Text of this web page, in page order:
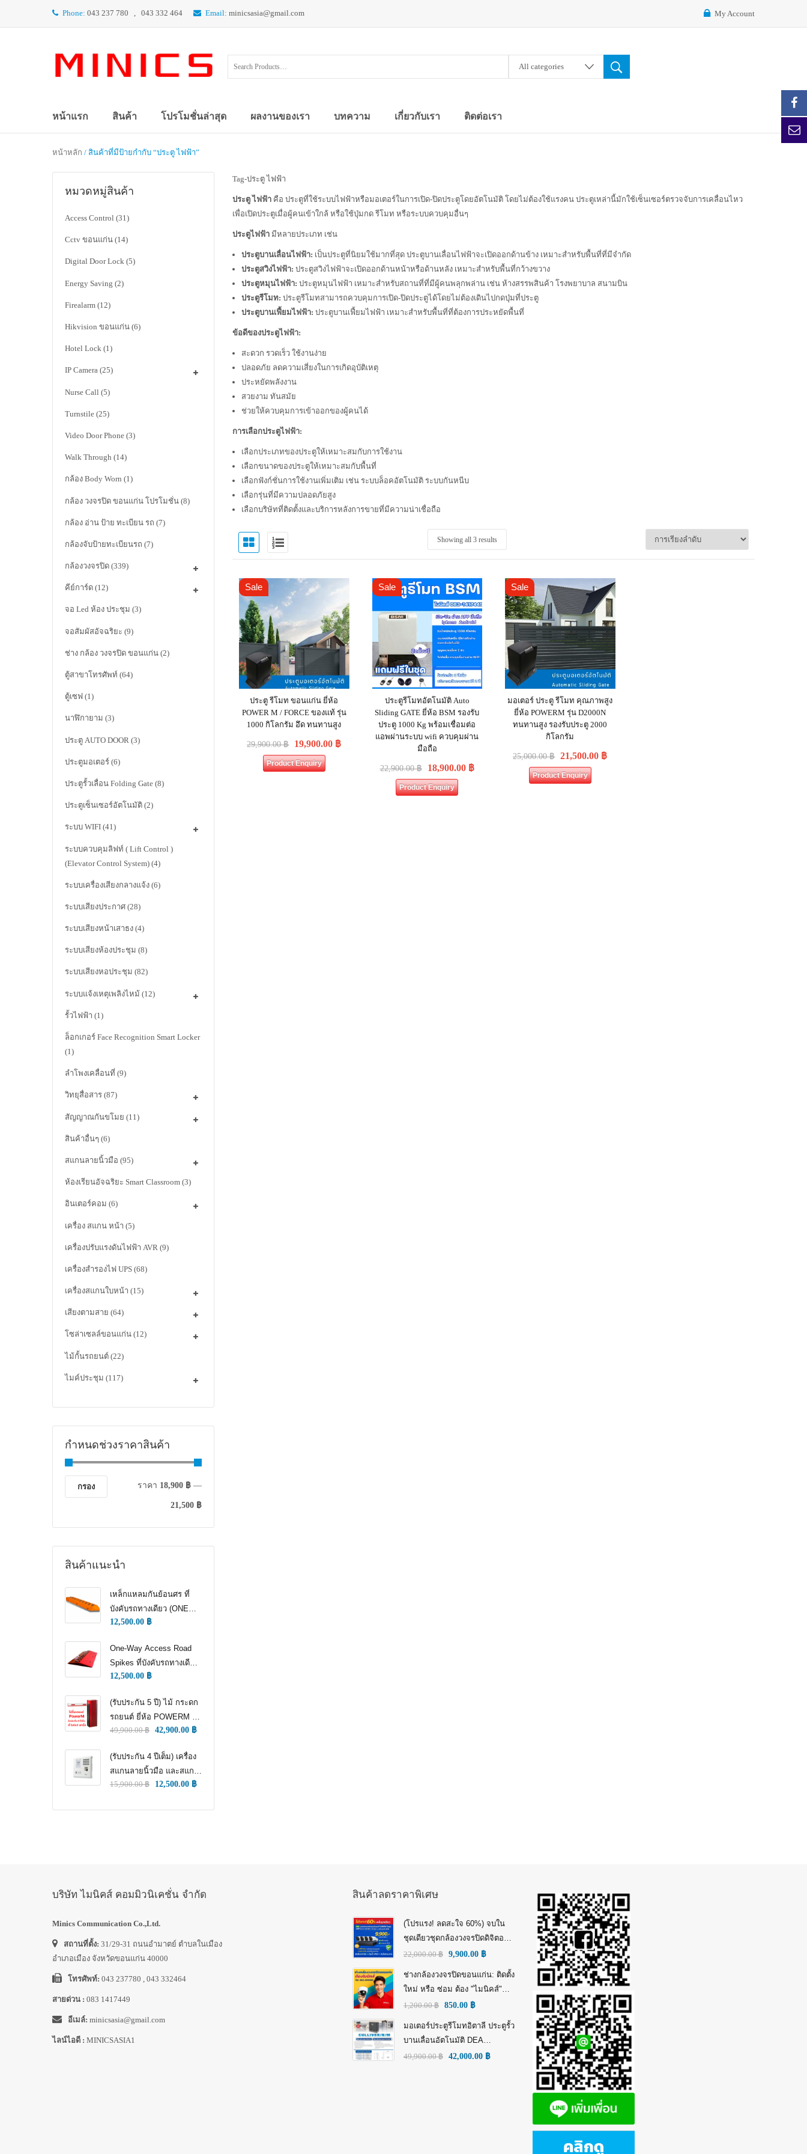
Phone: 043 237 780 , 043 332 464 Email: minicsasia@gmail.com My Account
All categories
หน้าแรก สินค้า โปรโมชั่นล่าสุด ผลงานของเรา บทความ เกี่ยวกับเรา ติดต่อเรา
หน้าหลัก / สินค้าที่มีป้ายกำกับ “ประตู ไฟฟ้า”
หมวดหมู่สินค้า
Access Control (31)
Cctv ขอนแก่น (14)
Digital Door Lock (5)
Energy Saving (2)
Firealarm (12)
Hikvision ขอนแก่น (6)
Hotel Lock (1)
IP Camera (25)
Nurse Call (5)
Turnstile (25)
Video Door Phone (3)
Walk Through (14)
กล้อง Body Worn (1)
กล้อง วงจรปิด ขอนแก่น โปรโมชั่น (8)
กล้อง อ่าน ป้าย ทะเบียน รถ (7)
กล้องจับป้ายทะเบียนรถ (7)
กล้องวงจรปิด (339)
คีย์การ์ด (12)
จอ Led ห้อง ประชุม (3)
จอสัมผัสอัจฉริยะ (9)
ช่าง กล้อง วงจรปิด ขอนแก่น (2)
ตู้สาขาโทรศัพท์ (64)
ตู้เซฟ (1)
นาฬิกายาม (3)
ประตู AUTO DOOR (3)
ประตูมอเตอร์ (6)
ประตูรั้วเลื่อน Folding Gate (8)
ประตูเซ็นเซอร์อัตโนมัติ (2)
ระบบ WIFI (41)
ระบบควบคุมลิฟท์ ( Lift Control )
(Elevator Control System) (4)
ระบบเครื่องเสียงกลางแจ้ง (6)
ระบบเสียงประกาศ (28)
ระบบเสียงหน้าเสาธง (4)
ระบบเสียงห้องประชุม (8)
ระบบเสียงหอประชุม (82)
ระบบแจ้งเหตุเพลิงไหม้ (12)
รั้วไฟฟ้า (1)
ล็อกเกอร์ Face Recognition Smart Locker
(1)
ลำโพงเคลื่อนที่ (9)
วิทยุสื่อสาร (87)
สัญญาณกันขโมย (11)
สินค้าอื่นๆ (6)
สแกนลายนิ้วมือ (95)
ห้องเรียนอัจฉริยะ Smart Classroom (3)
อินเตอร์คอม (6)
เครื่อง สแกน หน้า (5)
เครื่องปรับแรงดันไฟฟ้า AVR (9)
เครื่องสำรองไฟ UPS (68)
เครื่องสแกนใบหน้า (15)
เสียงตามสาย (64)
โซล่าเซลล์ขอนแก่น (12)
ไม้กั้นรถยนต์ (22)
ไมค์ประชุม (117)
กำหนดช่วงราคาสินค้า
กรอง ราคา 18,900 ฿ —
21,500 ฿
สินค้าแนะนำ
เหล็กแหลมกันย้อนศร ที่
บังคับรถทางเดียว (ONE
WAY TRAFFIC
12,500.00 ฿
One-Way Access Road
Spikes ที่บังคับรถทางเดียว
(ONE WAY TRAFFIC
ล้อ)
12,500.00 ฿
(รับประกัน 5 ปี) ไม้ กระดก
รถยนต์ ยี่ห้อ POWERM รุ่น
9000 ทนทานสูงที่สุด อึด
49,900.00฿ 42,900.00 ฿
(รับประกัน 4 ปีเต็ม) เครื่อง
สแกนลายนิ้วมือ และสแกน
ใบหน้า สำหรับลงเวลา
15,900.00฿ 12,500.00 ฿
Tag-ประตู ไฟฟ้า
ประตู ไฟฟ้า คือ ประตูที่ใช้ระบบไฟฟ้าหรือมอเตอร์ในการเปิด-ปิดประตูโดยอัตโนมัติ โดยไม่ต้องใช้แรงคน ประตูเหล่านี้มักใช้เซ็นเซอร์ตรวจจับการเคลื่อนไหว
เพื่อเปิดประตูเมื่อผู้คนเข้าใกล้ หรือใช้ปุ่มกด รีโมท หรือระบบควบคุมอื่นๆ
ประตูไฟฟ้า มีหลายประเภท เช่น
ประตูบานเลื่อนไฟฟ้า: เป็นประตูที่นิยมใช้มากที่สุด ประตูบานเลื่อนไฟฟ้าจะเปิดออกด้านข้าง เหมาะสำหรับพื้นที่ที่มีจำกัด
ประตูสวิงไฟฟ้า: ประตูสวิงไฟฟ้าจะเปิดออกด้านหน้าหรือด้านหลัง เหมาะสำหรับพื้นที่กว้างขวาง
ประตูหมุนไฟฟ้า: ประตูหมุนไฟฟ้า เหมาะสำหรับสถานที่ที่มีผู้คนพลุกพล่าน เช่น ห้างสรรพสินค้า โรงพยาบาล สนามบิน
ประตูรีโมท: ประตูรีโมทสามารถควบคุมการเปิด-ปิดประตูได้โดยไม่ต้องเดินไปกดปุ่มที่ประตู
ประตูบานเฟี้ยมไฟฟ้า: ประตูบานเฟี้ยมไฟฟ้า เหมาะสำหรับพื้นที่ที่ต้องการประหยัดพื้นที่
ข้อดีของประตูไฟฟ้า:
สะดวก รวดเร็ว ใช้งานง่าย
ปลอดภัย ลดความเสี่ยงในการเกิดอุบัติเหตุ
ประหยัดพลังงาน
สวยงาม ทันสมัย
ช่วยให้ควบคุมการเข้าออกของผู้คนได้
การเลือกประตูไฟฟ้า:
เลือกประเภทของประตูให้เหมาะสมกับการใช้งาน
เลือกขนาดของประตูให้เหมาะสมกับพื้นที่
เลือกฟังก์ชั่นการใช้งานเพิ่มเติม เช่น ระบบล็อคอัตโนมัติ ระบบกันหนีบ
เลือกรุ่นที่มีความปลอดภัยสูง
เลือกบริษัทที่ติดตั้งและบริการหลังการขายที่มีความน่าเชื่อถือ
Showing all 3 results
Sale
ประตู รีโมท ขอนแก่น ยี่ห้อ
POWER M / FORCE ของแท้ รุ่น
1000 กิโลกรัม อึด ทนทานสูง
29,900.00฿ 19,900.00 ฿
Product Enquiry
Sale
ประตูรีโมทอัตโนมัติ Auto
Sliding GATE ยี่ห้อ BSM รองรับ
ประตู 1000 Kg พร้อมเชื่อมต่อ
แอพผ่านระบบ wifi ควบคุมผ่าน
มือถือ
22,900.00฿ 18,900.00 ฿
Product Enquiry
Sale
มอเตอร์ ประตู รีโมท คุณภาพสูง
ยี่ห้อ POWERM รุ่น D2000N
ทนทานสูง รองรับประตู 2000
กิโลกรัม
25,000.00฿ 21,500.00 ฿
Product Enquiry
บริษัท ไมนิคส์ คอมมิวนิเคชั่น จำกัด
Minics Communication Co.,Ltd.
สถานที่ตั้ง: 31/29-31 ถนนอำมาตย์ ตำบลในเมือง
อำเภอเมือง จังหวัดขอนแก่น 40000
โทรศัพท์: 043 237780 , 043 332464
สายด่วน : 083 1417449
อีเมล์: minicsasia@gmail.com
ไลน์ไอดี : MINICSASIA1
สินค้าลดราคาพิเศษ
(โปรแรง! ลดสะใจ 60%) จบใน
ชุดเดียวชุดกล้องวงจรปิดดิจิตอล
IP Tiandy 4MP (คมชัดกว่า Full
22,000.00฿ 9,900.00 ฿
ช่างกล้องวงจรปิดขอนแก่น: ติดตั้ง
ใหม่ หรือ ซ่อม ต้อง "ไมนิคส์"
(MINICS)
1,200.00฿ 850.00 ฿
มอเตอร์ประตูรีโมทอิตาลี ประตูรั้ว
บานเลื่อนอัตโนมัติ DEA
GULLIVER/N/M: พลัง อิตาลี เพื่อ
49,900.00฿ 42,000.00 ฿